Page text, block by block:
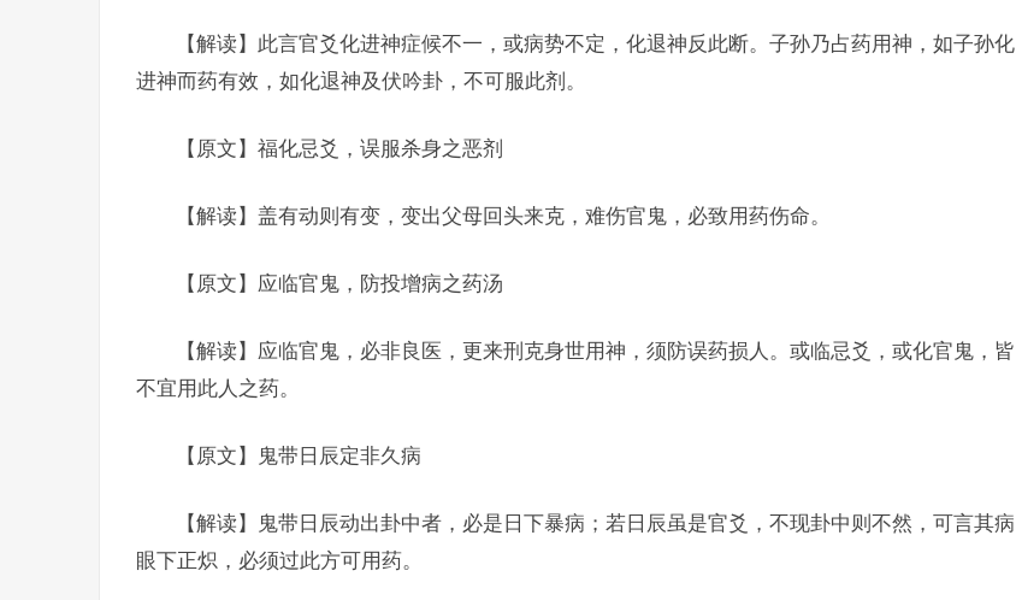
【解读】此言官爻化进神症候不一，或病势不定，化退神反此断。子孙乃占药用神，如子孙化
进神而药有效，如化退神及伏吟卦，不可服此剂。
【原文】福化忌爻，误服杀身之恶剂
【解读】盖有动则有变，变出父母回头来克，难伤官鬼，必致用药伤命。
【原文】应临官鬼，防投增病之药汤
【解读】应临官鬼，必非良医，更来刑克身世用神，须防误药损人。或临忌爻，或化官鬼，皆
不宜用此人之药。
【原文】鬼带日辰定非久病
【解读】鬼带日辰动出卦中者，必是日下暴病；若日辰虽是官爻，不现卦中则不然，可言其病
眼下正炽，必须过此方可用药。